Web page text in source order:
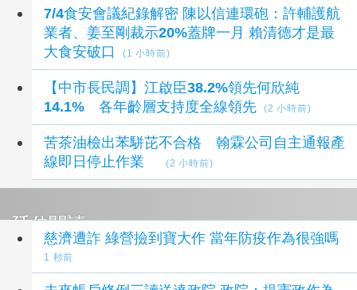
7/4食安會議紀錄解密 陳以信連環砲：許輔護航
業者、姜至剛裁示20%蓋牌一月 賴清德才是最
大食安破口
(1 小時前)
【中市長民調】江啟臣38.2%領先何欣純
14.1% 各年齡層支持度全線領先
(2 小時前)
苦茶油檢出苯駢芘不合格 翰霖公司自主通報產
線即日停止作業
(2 小時前)
延伸閱讀
慈濟遭詐 綠營撿到寶大作 當年防疫作為很強嗎
1 秒前